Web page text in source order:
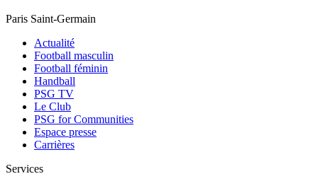
Paris Saint-Germain
Actualité
Football masculin
Football féminin
Handball
PSG TV
Le Club
PSG for Communities
Espace presse
Carrières
Services